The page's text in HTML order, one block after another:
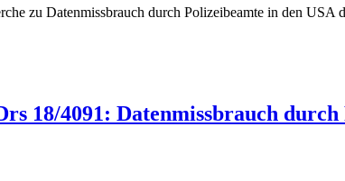
zu Datenmissbrauch durch Polizeibeamte in den
18/4091: Datenmissbrauch durch